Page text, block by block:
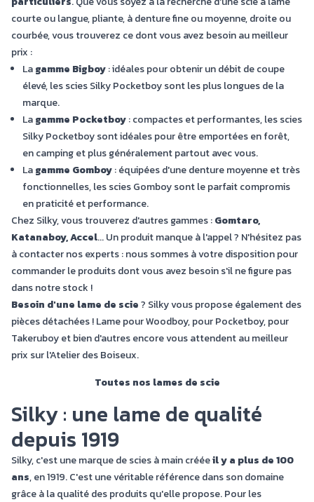
courte ou langue, pliante, à denture fine ou moyenne, droite ou
courbée, vous trouverez ce dont vous avez besoin au meilleur
prix :
Lagamme Bigboy: idéales pour obtenir un débit de coupe
élevé, les scies Silky Pocketboy sont les plus longues de la
marque.
Lagamme Pocketboy: compactes et performantes, les scies
Silky Pocketboy sont idéales pour être emportées en forêt,
en camping et plus généralement partout avec vous.
Lagamme Gomboy: équipées d'une denture moyenne et très
fonctionnelles, les scies Gomboy sont le parfait compromis
en praticité et performance.
Chez Silky, vous trouverez d'autres gammes :Gomtaro,
Katanaboy, Accel... Un produit manque à l'appel ? N'hésitez pas
à contacter nos experts : nous sommes à votre disposition pour
commander le produits dont vous avez besoin s'il ne figure pas
dans notre stock !
Besoin d'une lame de scie? Silky vous propose également des
pièces détachées ! Lame pour Woodboy, pour Pocketboy, pour
Takeruboy et bien d'autres encore vous attendent au meilleur
prix sur l'Atelier des Boiseux.
Toutes nos lames de scie
Silky : une lame de qualité
depuis 1919
Silky, c'est une marque de scies à main crééeil y a plus de 100
ans, en 1919. C'est une véritable référence dans son domaine
grâce à la qualité des produits qu'elle propose. Pour les